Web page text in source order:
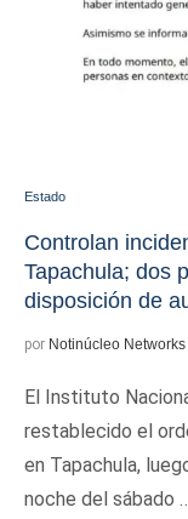
Estado
Controlan
Tapachula; dos
disposición de
por Notinúcleo Networks
El Instituto
restablecido el
en Tapachula,
noche del sábado